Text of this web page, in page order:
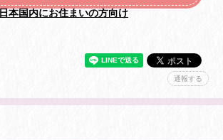
日本国内にお住まいの方向け
通報する